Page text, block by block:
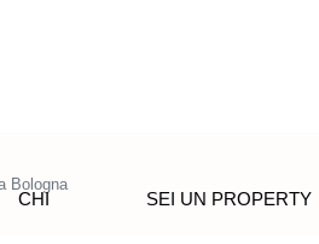
CHI SEI UN PROPERTY
Bologna